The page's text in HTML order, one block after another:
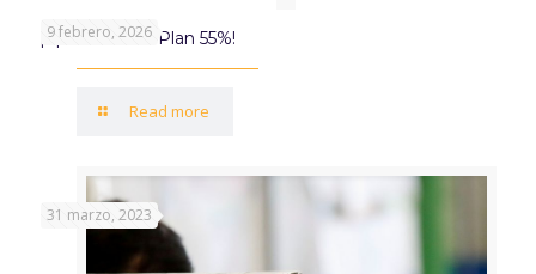
9 febrero, 2026
¡Aprovechá el Plan 55%!
Read more
31 marzo, 2023